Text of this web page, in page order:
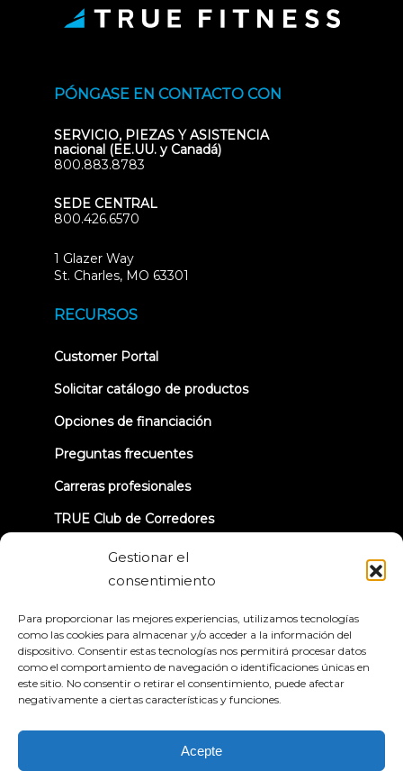
Gestionar el
consentimiento
Para proporcionar las mejores experiencias, utilizamos tecnologías
como las cookies para almacenar y/o acceder a la información del
dispositivo. Consentir estas tecnologías nos permitirá procesar datos
como el comportamiento de navegación o identificaciones únicas en
este sitio. No consentir o retirar el consentimiento, puede afectar
negativamente a ciertas características y funciones.
Acepte
PÓNGASE EN CONTACTO CON
SERVICIO, PIEZAS Y ASISTENCIA
nacional (EE.UU. y Canadá)
800.883.8783
SEDE CENTRAL
800.426.6570
1 Glazer Way
St. Charles, MO 63301
RECURSOS
Customer Portal(opens
new
Solicitar catálogo de productos
Opciones de financiación
Preguntas frecuentes
Carreras profesionales
TRUE Club de Corredores
Información sobre la retirada
Política de privacidad
Condiciones generales
Declaración de accesibilidad